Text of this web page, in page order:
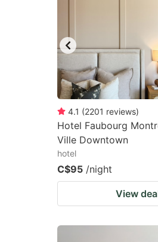
4.1 (2201 reviews)
Hotel Faubourg
Ville Downtown
hotel
C$95 /night
View